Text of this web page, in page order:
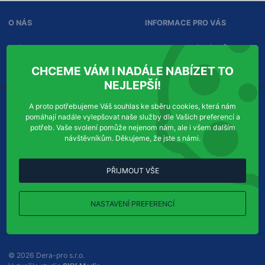
r
a
c
O NÁS
Služby
Kontakty
INFORMACE PRO VÁS
Ochrana osobních údajů
Správa souhlasů
KDE NÁS NAJDETE
Dera-pro s.r.o.
Chudenická 1059/30
KONTAKTUJTE NÁS
Příjem objednávek:
efon:
+420724 123
321
mail:
© 2026 Dera-pro s.r.o.
CHCEME VÁM I NADÁLE NABÍZET TO
NEJLEPŠÍ!
A proto potřebujeme Váš souhlas ke sběru cookies, která nám
pomáhají nadále vylepšovat naše služby dle Vašich preferencí a
potřeb. Vaše svolení pomůže nejenom nám, ale i všem dalším
návštěvníkům. Děkujeme, že jste s námi.
NASTAVENÍ PREFERENCÍ
PŘIJMOUT VŠE